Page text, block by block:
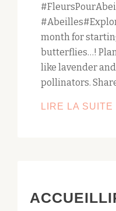
month for
butterflies…!
like lavender
pollinators.
LIRE LA SUITE